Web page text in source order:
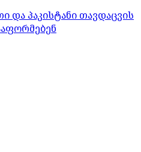
და პაკისტანი თავდაცვის